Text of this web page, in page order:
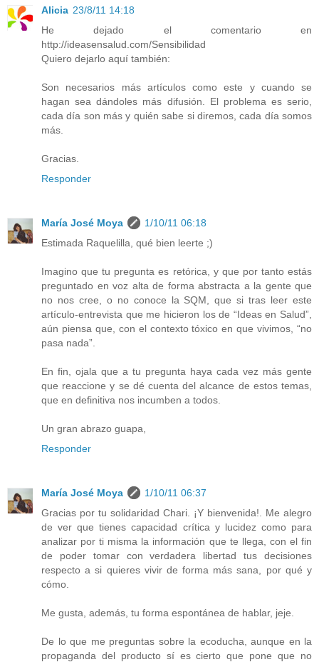
Alicia 23/8/11 14:18
He dejado el comentario en
http://ideasensalud.com/Sensibilidad
Quiero dejarlo aquí también:
Son necesarios más artículos como este y cuando se
hagan sea dándoles más difusión. El problema es serio,
cada día son más y quién sabe si diremos, cada día somos
más.
Gracias.
Responder
María José Moya
1/10/11 06:18
Estimada Raquelilla, qué bien leerte ;)
Imagino que tu pregunta es retórica, y que por tanto estás
preguntado en voz alta de forma abstracta a la gente que
no nos cree, o no conoce la SQM, que si tras leer este
artículo-entrevista que me hicieron los de “Ideas en Salud”,
aún piensa que, con el contexto tóxico en que vivimos, “no
pasa nada”.
En fin, ojala que a tu pregunta haya cada vez más gente
que reaccione y se dé cuenta del alcance de estos temas,
que en definitiva nos incumben a todos.
Un gran abrazo guapa,
Responder
María José Moya
1/10/11 06:37
Gracias por tu solidaridad Chari. ¡Y bienvenida!. Me alegro
de ver que tienes capacidad crítica y lucidez como para
analizar por ti misma la información que te llega, con el fin
de poder tomar con verdadera libertad tus decisiones
respecto a si quieres vivir de forma más sana, por qué y
cómo.
Me gusta, además, tu forma espontánea de hablar, jeje.
De lo que me preguntas sobre la ecoducha, aunque en la
propaganda del producto sí es cierto que pone que no